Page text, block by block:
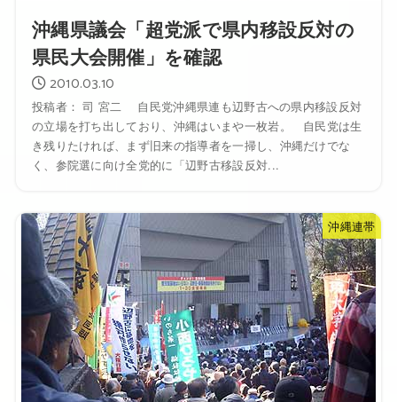
沖縄県議会「超党派で県内移設反対の
県民大会開催」を確認
2010.03.10
投稿者： 司 宮二 自民党沖縄県連も辺野古への県内移設反対
の立場を打ち出しており、沖縄はいまや一枚岩。 自民党は生
き残りたければ、まず旧来の指導者を一掃し、沖縄だけでな
く、参院選に向け全党的に「辺野古移設反対...
沖縄連帯